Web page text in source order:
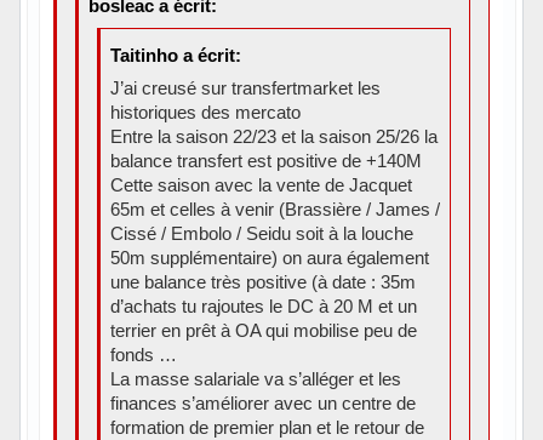
bosleac a écrit:
Taitinho a écrit:
J’ai creusé sur transfertmarket les
historiques des mercato
Entre la saison 22/23 et la saison 25/26 la
balance transfert est positive de +140M
Cette saison avec la vente de Jacquet
65m et celles à venir (Brassière / James /
Cissé / Embolo / Seidu soit à la louche
50m supplémentaire) on aura également
une balance très positive (à date : 35m
d’achats tu rajoutes le DC à 20 M et un
terrier en prêt à OA qui mobilise peu de
fonds …
La masse salariale va s’alléger et les
finances s’améliorer avec un centre de
formation de premier plan et le retour de